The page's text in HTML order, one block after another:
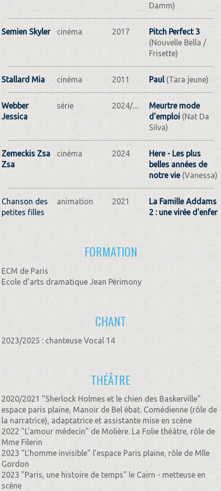
Damm)
Semien Skyler cinéma 2017
Pitch Perfect 3
(Nouvelle Bella /
Frisette)
Stallard Mia cinéma 2011 Paul(Tara jeune)
Webber
Jessica
série 2024/....
Meurtre mode
d'emploi(Nat Da
Silva)
Zemeckis Zsa
Zsa
cinéma 2024
Here - Les plus
belles années de
notre vie(Vanessa)
Chanson des
petites filles
animation 2021
La Famille Addams
2 : une virée d'enfer
FORMATION
ECM de Paris
Ecole d’arts dramatique Jean Périmony
CHANT
2023/2025 : chanteuse Vocal 14
THÉÂTRE
2020/2021 "Sherlock Holmes et le chien des Baskerville"
espace paris plaine, Manoir de Bel ébat. Comédienne (rôle de
la narratrice), adaptatrice et assistante mise en scène
2022 "L'amour médecin" de Molière. La Folie théâtre, rôle de
Mme Filerin
2023 "L'homme invisible" l’espace Paris plaine, rôle de Mlle
Gordon
2023 "Paris, une histoire de temps" le Cairn - metteuse en
scène